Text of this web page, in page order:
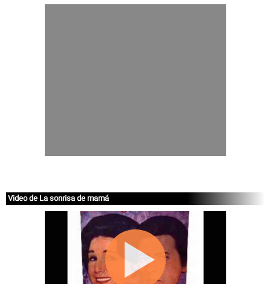
Video de La sonrisa de mamá